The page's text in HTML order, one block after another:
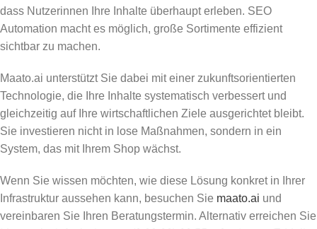
dass Nutzerinnen Ihre Inhalte überhaupt erleben. SEO
Automation macht es möglich, große Sortimente effizient
sichtbar zu machen.
Maato.ai unterstützt Sie dabei mit einer zukunftsorientierten
Technologie, die Ihre Inhalte systematisch verbessert und
gleichzeitig auf Ihre wirtschaftlichen Ziele ausgerichtet bleibt.
Sie investieren nicht in lose Maßnahmen, sondern in ein
System, das mit Ihrem Shop wächst.
Wenn Sie wissen möchten, wie diese Lösung konkret in Ihrer
Infrastruktur aussehen kann, besuchen Sie maato.ai und
vereinbaren Sie Ihren Beratungstermin. Alternativ erreichen Sie